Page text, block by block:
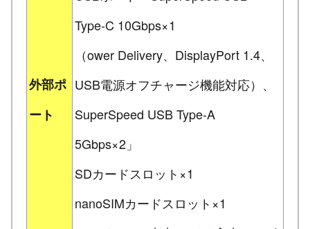
外部ポ
ート
Type-C 10Gbps×1
（ower Delivery、DisplayPort 1.4、
USB電源オフチャージ機能対応）、
SuperSpeed USB Type-A
5Gbps×2」
SDカードスロット×1
nanoSIMカードスロット×1